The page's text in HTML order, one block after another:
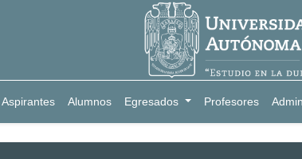
Aspirantes Alumnos Egresados Profesores